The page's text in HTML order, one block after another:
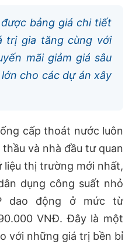
bảng giá chi tiết
trị gia tăng cùng với
mãi giảm giá sâu
cho các dự án xây
cấp thoát nước luôn
và nhà đầu tư quan
liệu thị trường mới nhất,
dụng công suất nhỏ
dao động ở mức từ
VNĐ. Đây là một
với những giá trị bền bỉ